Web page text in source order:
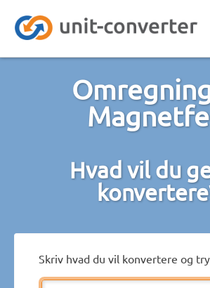
Hvad vil du
Skriv hvad du vil konvertere og